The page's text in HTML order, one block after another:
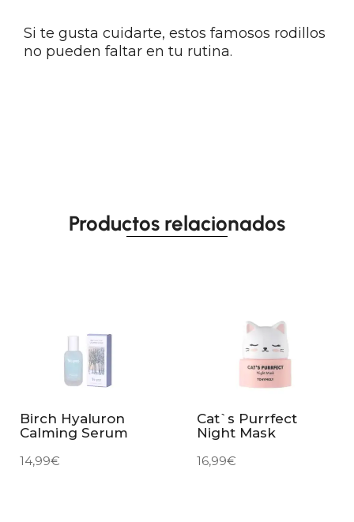
Si te gusta cuidarte, estos famosos rodillos
no pueden faltar en tu rutina.
Productos relacionados
Birch Hyaluron
Calming Serum
14,99€
Cat`s Purrfect
Night Mask
16,99€